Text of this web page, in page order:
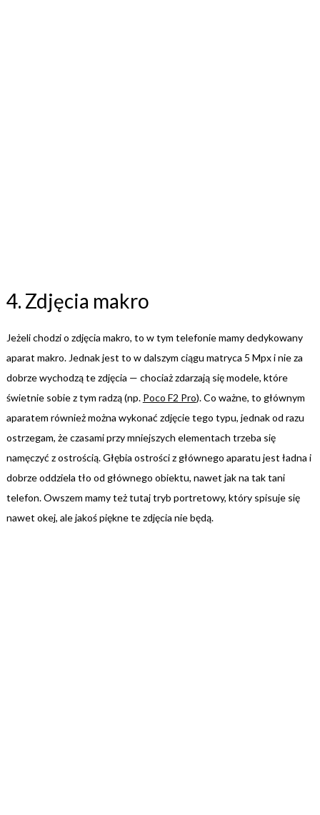
4. Zdjęcia makro
Jeżeli chodzi o zdjęcia makro, to w tym telefonie mamy dedykowany
aparat makro. Jednak jest to w dalszym ciągu matryca 5 Mpx i nie za
dobrze wychodzą te zdjęcia — chociaż zdarzają się modele, które
świetnie sobie z tym radzą (np. Poco F2 Pro). Co ważne, to głównym
aparatem również można wykonać zdjęcie tego typu, jednak od razu
ostrzegam, że czasami przy mniejszych elementach trzeba się
namęczyć z ostrością. Głębia ostrości z głównego aparatu jest ładna i
dobrze oddziela tło od głównego obiektu, nawet jak na tak tani
telefon. Owszem mamy też tutaj tryb portretowy, który spisuje się
nawet okej, ale jakoś piękne te zdjęcia nie będą.